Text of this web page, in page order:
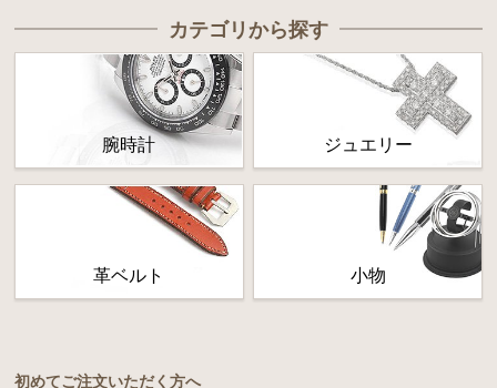
カテゴリから探す
腕時計 ジュエリー
革ベルト 小物
初めてご注文いただく方へ